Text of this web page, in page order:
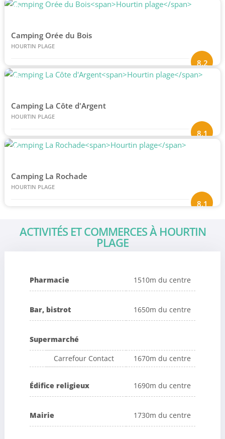
#2
Camping Orée du Bois
HOURTIN PLAGE
8.2
#3
Camping La Côte d'Argent
HOURTIN PLAGE
8.1
#4
Camping La Rochade
HOURTIN PLAGE
8.1
ACTIVITÉS ET COMMERCES À HOURTIN
PLAGE
Pharmacie 1510m du centre
Bar, bistrot 1650m du centre
Supermarché
Carrefour Contact
1670m du centre
Édifice religieux 1690m du centre
Mairie 1730m du centre